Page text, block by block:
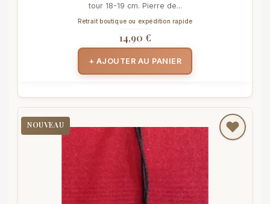
tour 18-19 cm. Pierre de...
Retrait boutique ou expédition rapide
14,90 €
+ AJOUTER AU PANIER
NOUVEAU